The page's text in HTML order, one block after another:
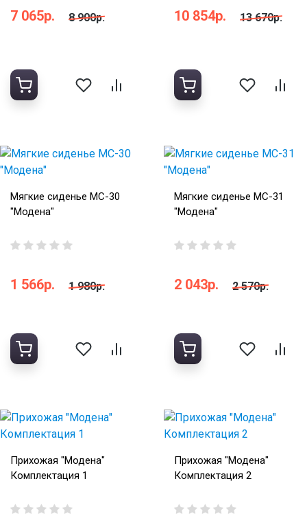
7 065р. 8 900р. 10 854р. 13 670р.
Мягкие сиденье МС-30
"Модена"
1 566р. 1 980р.
Мягкие сиденье МС-31
"Модена"
2 043р. 2 570р.
Прихожая "Модена"
Комплектация 1
Прихожая "Модена"
Комплектация 2